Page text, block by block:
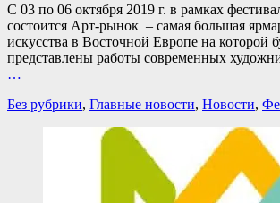
С 03 по 06 октября 2019 г. в рамках
состоится Арт-рынок – самая большая
искусства в Восточной Европе на которой
представлены работы современных
…
Категории
Без рубрики, Главные новости, Новости,